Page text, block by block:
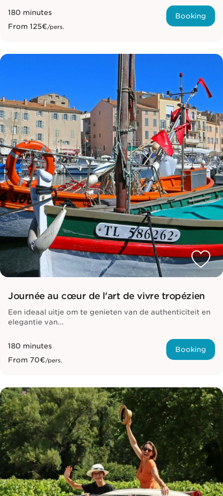
180 minutes
From 125€/pers.
Booking
Journée au cœur de l'art de vivre tropézien
Een ideaal uitje om te genieten van de authenticiteit en
elegantie van...
180 minutes
From 70€/pers.
Booking